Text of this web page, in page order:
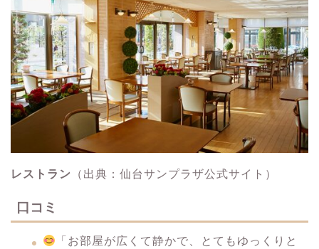
レストラン （出典：仙台サンプラザ公式サイト）
口コミ
「お部屋が広くて静かで、とてもゆっくりと